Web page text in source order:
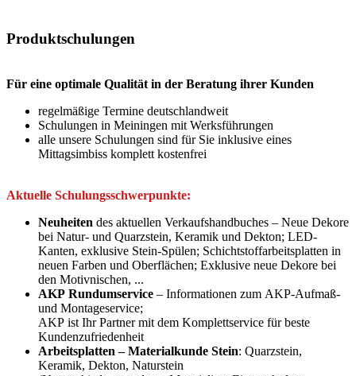
Produktschulungen
Für eine optimale Qualität in der Beratung ihrer Kunden
regelmäßige Termine deutschlandweit
Schulungen in Meiningen mit Werksführungen
alle unsere Schulungen sind für Sie inklusive eines
Mittagsimbiss komplett kostenfrei
Aktuelle Schulungsschwerpunkte:
Neuheiten des aktuellen Verkaufshandbuches – Neue Dekore
bei Natur- und Quarzstein, Keramik und Dekton; LED-
Kanten, exklusive Stein-Spülen; Schichtstoffarbeitsplatten in
neuen Farben und Oberflächen; Exklusive neue Dekore bei
den Motivnischen, ...
AKP Rundumservice – Informationen zum AKP-Aufmaß-
und Montageservice;
AKP ist Ihr Partner mit dem Komplettservice für beste
Kundenzufriedenheit
Arbeitsplatten – Materialkunde Stein: Quarzstein,
Keramik, Dekton, Naturstein